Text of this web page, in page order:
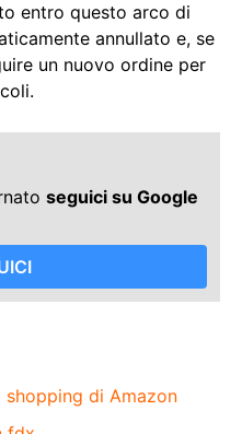
entro questo arco di
annullato e, se
un nuovo ordine per
seguici su Google
shopping di Amazon